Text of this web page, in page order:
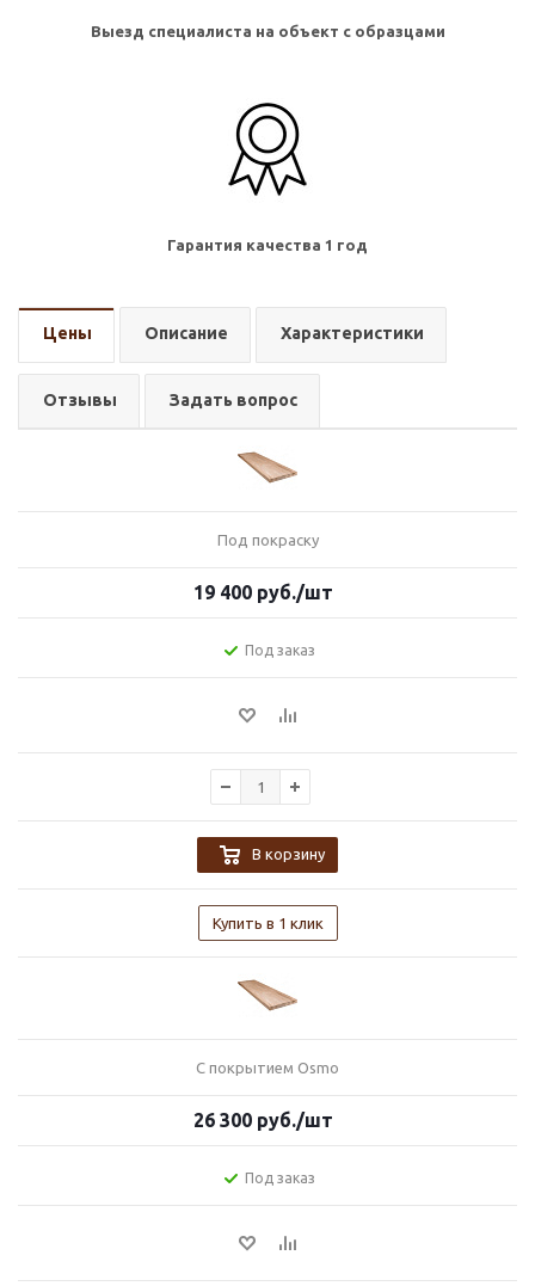
Выезд специалиста на объект с образцами
Гарантия качества 1 год
Цены Описание Характеристики
Отзывы Задать вопрос
Под покраску
19 400 руб./шт
Под заказ
В корзину
Купить в 1 клик
С покрытием Osmo
26 300 руб./шт
Под заказ